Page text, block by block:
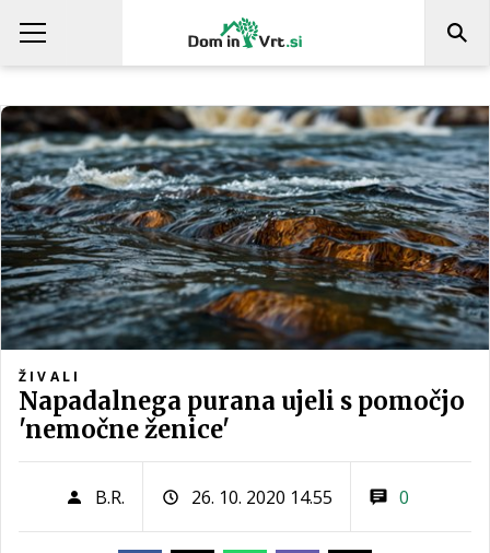
ŽIVALI
Napadalnega purana ujeli s pomočjo
'nemočne ženice'
B.R. 26. 10. 2020 14.55 0